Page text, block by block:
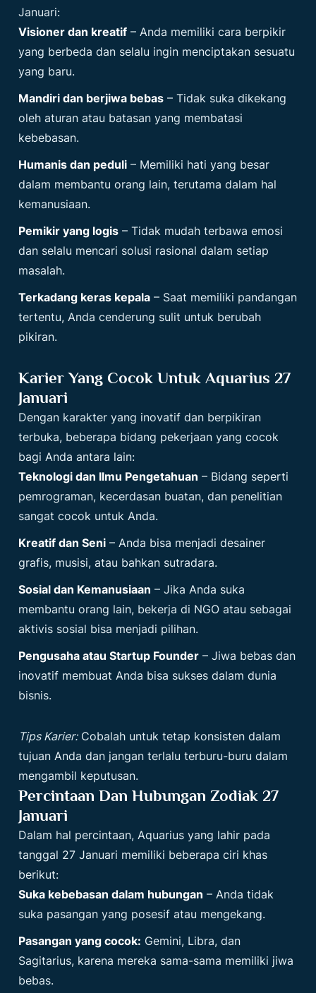
Januari:
Visioner dan kreatif – Anda memiliki cara berpikir
yang berbeda dan selalu ingin menciptakan sesuatu
yang baru.
Mandiri dan berjiwa bebas – Tidak suka dikekang
oleh aturan atau batasan yang membatasi
kebebasan.
Humanis dan peduli – Memiliki hati yang besar
dalam membantu orang lain, terutama dalam hal
kemanusiaan.
Pemikir yang logis – Tidak mudah terbawa emosi
dan selalu mencari solusi rasional dalam setiap
masalah.
Terkadang keras kepala – Saat memiliki pandangan
tertentu, Anda cenderung sulit untuk berubah
pikiran.
Karier Yang Cocok Untuk Aquarius 27
Januari
Dengan karakter yang inovatif dan berpikiran
terbuka, beberapa bidang pekerjaan yang cocok
bagi Anda antara lain:
Teknologi dan Ilmu Pengetahuan – Bidang seperti
pemrograman, kecerdasan buatan, dan penelitian
sangat cocok untuk Anda.
Kreatif dan Seni – Anda bisa menjadi desainer
grafis, musisi, atau bahkan sutradara.
Sosial dan Kemanusiaan – Jika Anda suka
membantu orang lain, bekerja di NGO atau sebagai
aktivis sosial bisa menjadi pilihan.
Pengusaha atau Startup Founder – Jiwa bebas dan
inovatif membuat Anda bisa sukses dalam dunia
bisnis.
Tips Karier:Cobalah untuk tetap konsisten dalam
tujuan Anda dan jangan terlalu terburu-buru dalam
mengambil keputusan.
Percintaan Dan Hubungan Zodiak 27
Januari
Dalam hal percintaan, Aquarius yang lahir pada
tanggal 27 Januari memiliki beberapa ciri khas
berikut:
Suka kebebasan dalam hubungan – Anda tidak
suka pasangan yang posesif atau mengekang.
Pasangan yang cocok: Gemini, Libra, dan
Sagitarius, karena mereka sama-sama memiliki jiwa
bebas.